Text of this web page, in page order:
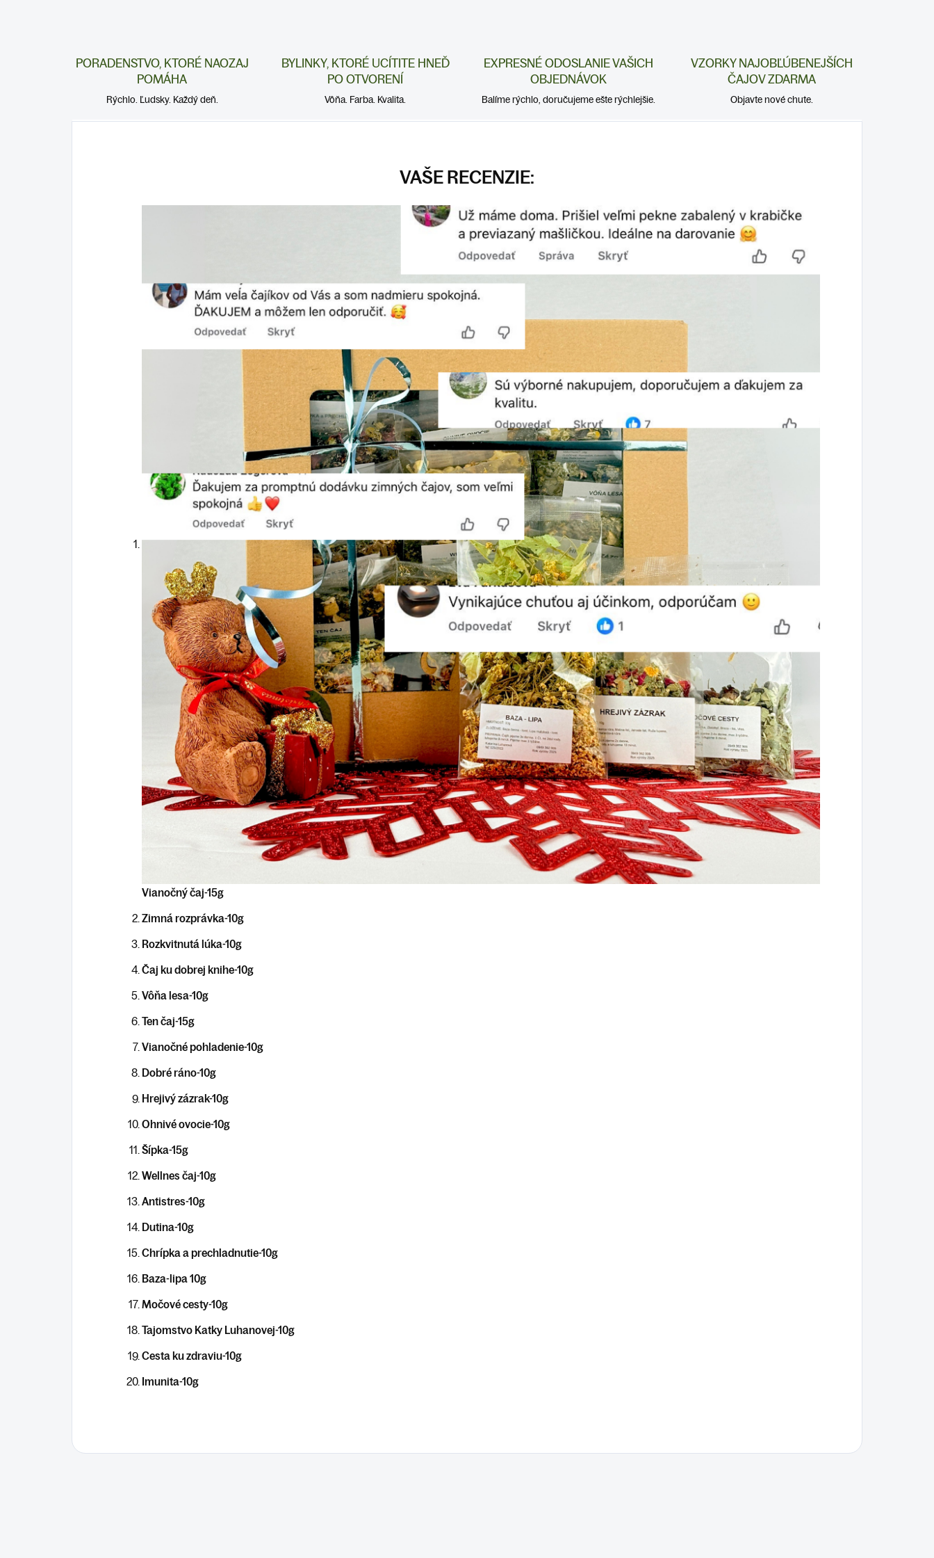
PORADENSTVO, KTORÉ NAOZAJ
POMÁHA
Rýchlo. Ľudsky. Každý deň.
BYLINKY, KTORÉ UCÍTITE HNEĎ
PO OTVORENÍ
Vôňa. Farba. Kvalita.
EXPRESNÉ ODOSLANIE VAŠICH
OBJEDNÁVOK
Balíme rýchlo, doručujeme ešte rýchlejšie.
VZORKY NAJOBĽÚBENEJŠÍCH
ČAJOV ZDARMA
Objavte nové chute.
VAŠE RECENZIE:
Vianočný čaj-15g
Zimná rozprávka-10g
Rozkvitnutá lúka-10g
Čaj ku dobrej knihe-10g
Vôňa lesa-10g
Ten čaj-15g
Vianočné pohladenie-10g
Dobré ráno-10g
Hrejivý zázrak-10g
Ohnivé ovocie-10g
Šípka-15g
Wellnes čaj-10g
Antistres-10g
Dutina-10g
Chrípka a prechladnutie-10g
Baza-lipa 10g
Močové cesty-10g
Tajomstvo Katky Luhanovej-10g
Cesta ku zdraviu-10g
Imunita-10g